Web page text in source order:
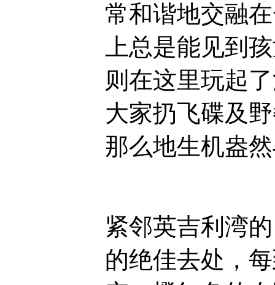
常和谐地交融
上总是能见到
则在这里玩起
大家扔飞碟及
那么地生机盎
紧邻英吉利湾
的绝佳去处，